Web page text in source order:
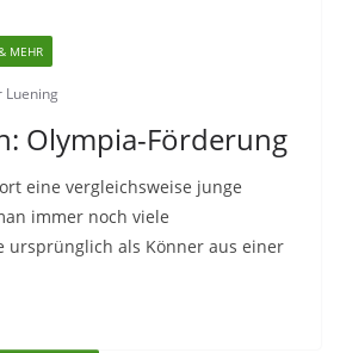
MEHR
Luening
Olympia-Förderung
eine vergleichsweise junge
immer noch viele
ursprünglich als Könner aus einer